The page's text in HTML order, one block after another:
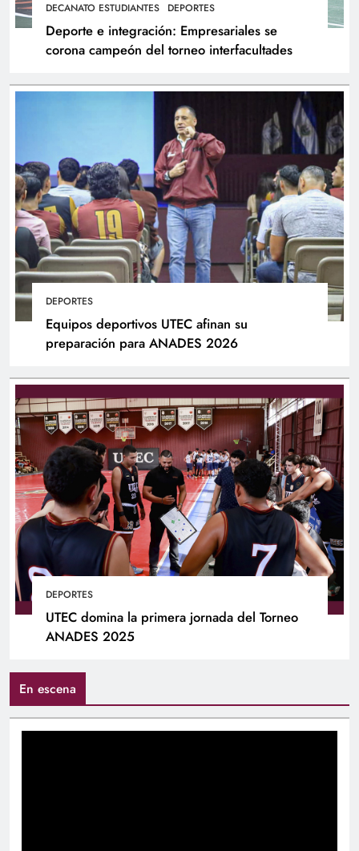
DECANATO ESTUDIANTES DEPORTES
Deporte e integración: Empresariales se
corona campeón del torneo interfacultades
DEPORTES
Equipos deportivos UTEC afinan su
preparación para ANADES 2026
DEPORTES
UTEC domina la primera jornada del Torneo
ANADES 2025
En escena